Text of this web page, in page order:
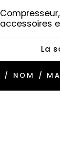
accessoires
La